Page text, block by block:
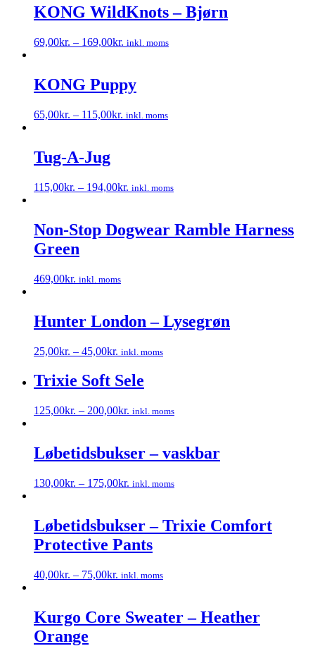
på
varesiden
har
flere
Mulighederne
på
varesiden
KONG WildKnots – Bjørn
69,00kr. – 169,00kr. inkl. moms
har
flere
Mulighederne
på
varesiden
KONG Puppy
65,00kr. – 115,00kr. inkl. moms
har
flere
Mulighederne
på
varesiden
Tug-A-Jug
115,00kr. – 194,00kr. inkl. moms
har
flere
varianter.
kan
vælges
varesiden
Non-Stop Dogwear Ramble Harness
Green
469,00kr. inkl. moms
har
flere
Mulighederne
vælges
på
varesiden
Hunter London – Lysegrøn
25,00kr. – 45,00kr. inkl. moms
vare
har
varianter.
vælges
på
varesiden
Trixie Soft Sele
125,00kr. – 200,00kr. inkl. moms
har
flere
Mulighederne
på
varesiden
Løbetidsbukser – vaskbar
130,00kr. – 175,00kr. inkl. moms
har
flere
varianter.
kan
vælges
varesiden
Løbetidsbukser – Trixie Comfort
Protective Pants
40,00kr. – 75,00kr. inkl. moms
har
flere
varianter.
Kurgo Core Sweater – Heather
Orange